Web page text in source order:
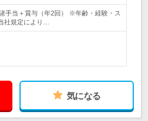
手当＋賞与（年2回） ※年齢・経験・ス
社規定により…
気になる